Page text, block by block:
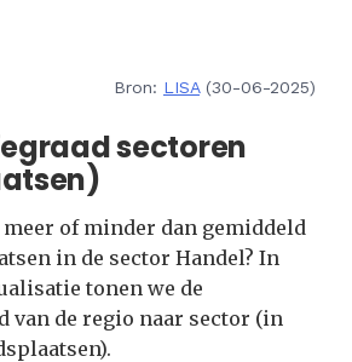
Bron: LISA(30-06-2025)
sectoren
of minder dan gemiddeld
in de sector Handel? In
tonen we de
van de regio naar sector (in